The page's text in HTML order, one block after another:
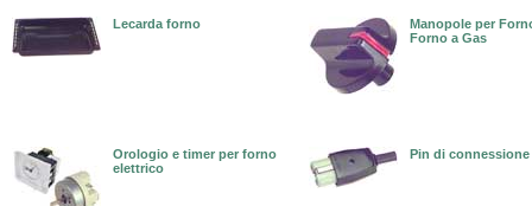
Lecarda forno
Manopole per
Forno a Gas
Orologio e timer per forno
elettrico
Pin di connessione